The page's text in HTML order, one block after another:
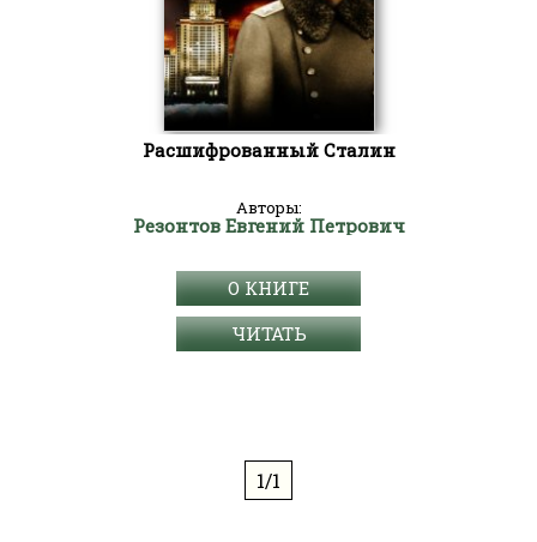
Расшифрованный Сталин
Авторы:
Резонтов Евгений Петрович
О КНИГЕ
ЧИТАТЬ
1/1